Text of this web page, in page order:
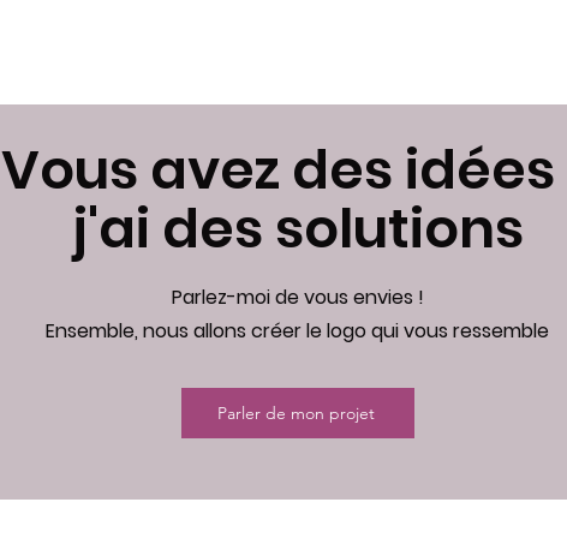
Vous avez des idées
j'ai des solutions
Parlez-moi de vous envies !
Ensemble, nous allons créer le logo qui vous ressemble
Parler de mon projet